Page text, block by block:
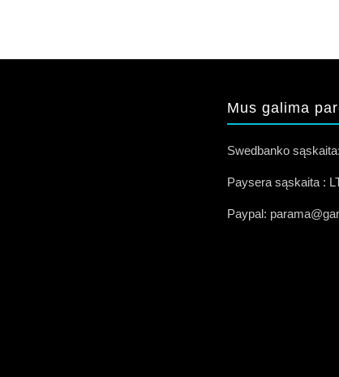
Mus galima
Swedbanko
Paysera sąskaita :
Paypal: